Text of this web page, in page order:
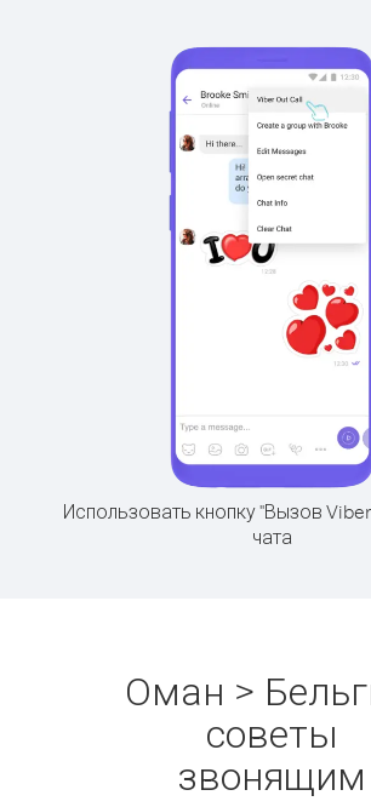
Использовать кнопку "Вызов
чата
Оман >
советы
звонящим